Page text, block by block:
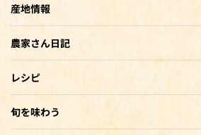
産地情報
農家さん日記
レシピ
旬を味わう